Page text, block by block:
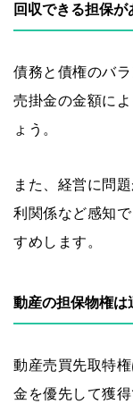
回収できる担保が
債務と債権のバ
売掛金の金額に
ょう。
また、経営に問
利関係など感知
すめします。
動産の担保物権は
動産売買先取特
金を優先して獲